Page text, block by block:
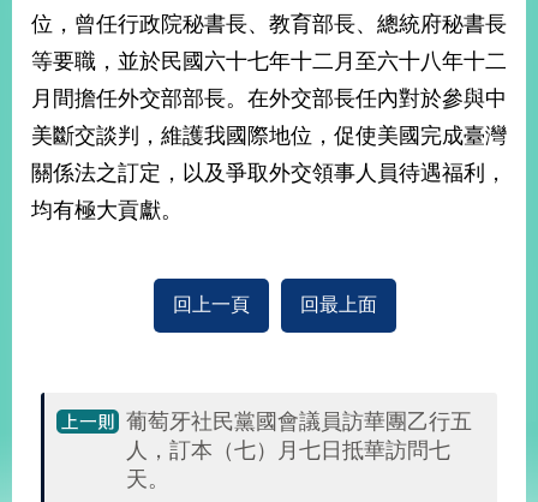
新
聞
中
心
外
交
資
訊
位，曾任行政院秘書長、教育部長、總統府秘書長
等要職，並於民國六十七年十二月至六十八年十二
月間擔任外交部部長。在外交部長任內對於參與中
美斷交談判，維護我國際地位，促使美國完成臺灣
關係法之訂定，以及爭取外交領事人員待遇福利，
均有極大貢獻。
回上一頁 回最上面
葡萄牙社民黨國會議員訪華團乙行五
人，訂本（七）月七日抵華訪問七
天。